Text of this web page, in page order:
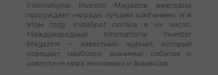
International Investor Magazine ежегодно
присуждает награды лучшим компаниям, и в
этом году InstaSpot попала в их число.
Международный International Investor
Magazine – известный журнал, который
освещает наиболее значимые события и
новости из мира экономики и финансов.